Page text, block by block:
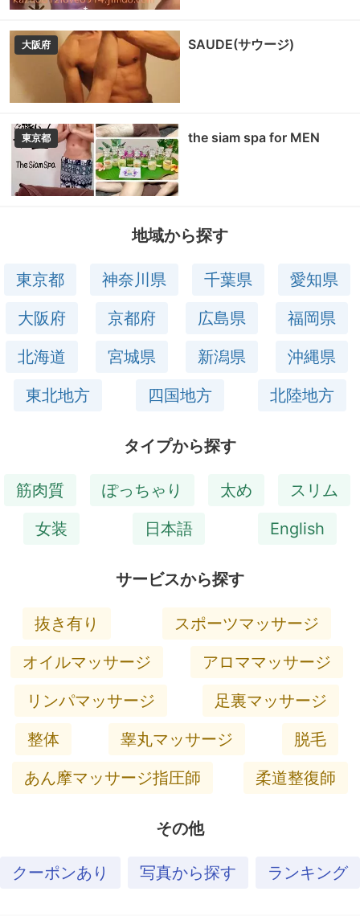
大阪府 SAUDE(サウージ)
東京都 the siam spa for MEN
地域から探す
東京都 神奈川県 千葉県
愛知県
大阪府
京都府 広島県
福岡県
北海道
宮城県 新潟県
沖縄県
東北地方
四国地方 北陸地方
タイプから探す
筋肉質 ぽっちゃり 太め
スリム
女装
日本語 English
サービスから探す
抜き有り
スポーツマッサージ
オイルマッサージ
アロママッサージ
リンパマッサージ
足裏マッサージ
整体
睾丸マッサージ
脱毛
あん摩マッサージ指圧師
柔道整復師
その他
クーポンあり 写真から探す ランキング